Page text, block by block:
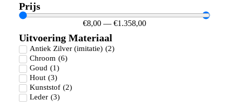
Prijs
€8,00— €1.358,00
Uitvoering Materiaal
Antiek Zilver (imitatie) (2)
Chroom (6)
Goud (1)
Hout (3)
Kunststof (2)
Leder (3)